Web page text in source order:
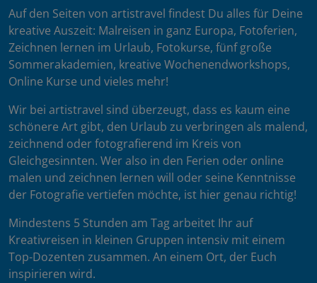
Auf den Seiten von artistravel findest Du alles für Deine
kreative Auszeit: Malreisen in ganz Europa, Fotoferien,
Zeichnen lernen im Urlaub, Fotokurse, fünf große
Sommerakademien, kreative Wochenendworkshops,
Online Kurse und vieles mehr!
Wir bei artistravel sind überzeugt, dass es kaum eine
schönere Art gibt, den Urlaub zu verbringen als malend,
zeichnend oder fotografierend im Kreis von
Gleichgesinnten. Wer also in den Ferien oder online
malen und zeichnen lernen will oder seine Kenntnisse
der Fotografie vertiefen möchte, ist hier genau richtig!
Mindestens 5 Stunden am Tag arbeitet Ihr auf
Kreativreisen in kleinen Gruppen intensiv mit einem
Top-Dozenten zusammen. An einem Ort, der Euch
inspirieren wird.